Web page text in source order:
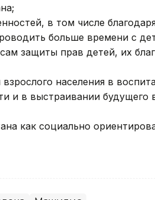
в том числе
больше времени с
защиты прав детей, их
населения в
и в выстраивании будущего
как социально